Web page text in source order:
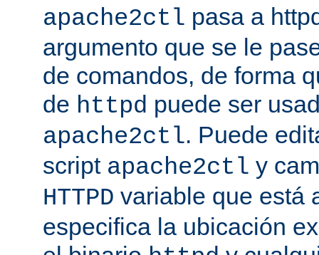
apache2ctl pasa a
argumento que se le
de comandos, de forma
de httpd puede ser
apache2ctl. Puede
script apache2ctl y
HTTPD variable que está
especifica la ubicación